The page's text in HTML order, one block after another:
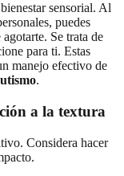
sensorial. Al
puedes
Se trata de
para ti. Estas
manejo efectivo de
.
a la textura
Considera hacer